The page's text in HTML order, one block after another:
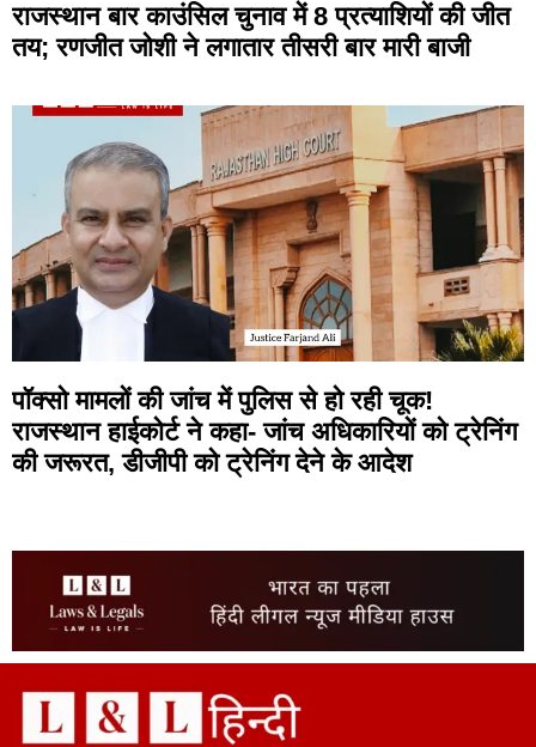
राजस्थान बार काउंसिल चुनाव में 8 प्रत्याशियों की जीत
तय; रणजीत जोशी ने लगातार तीसरी बार मारी बाजी
पॉक्सो मामलों की जांच में पुलिस से हो रही चूक!
राजस्थान हाईकोर्ट ने कहा- जांच अधिकारियों को ट्रेनिंग
की जरूरत, डीजीपी को ट्रेनिंग देने के आदेश